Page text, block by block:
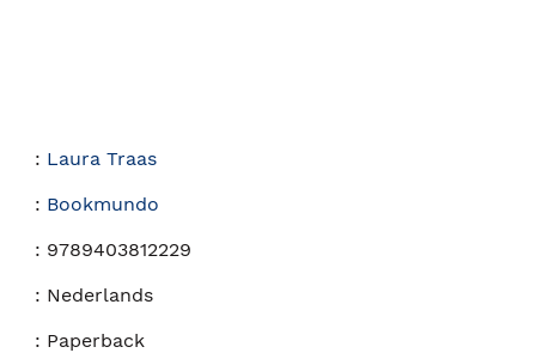
: Laura Traas
: Bookmundo
: 9789403812229
: Nederlands
: Paperback